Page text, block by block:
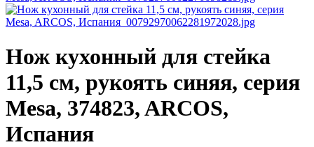
Нож кухонный для стейка
11,5 см, рукоять синяя, серия
Mesa, 374823, ARCOS,
Испания